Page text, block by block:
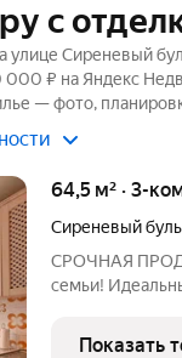
с
улице Сиреневый
₽ на Яндекс
— фото,
64,5 м² · 3-
Сиреневый
СРОЧНАЯ
семьи!
Показать